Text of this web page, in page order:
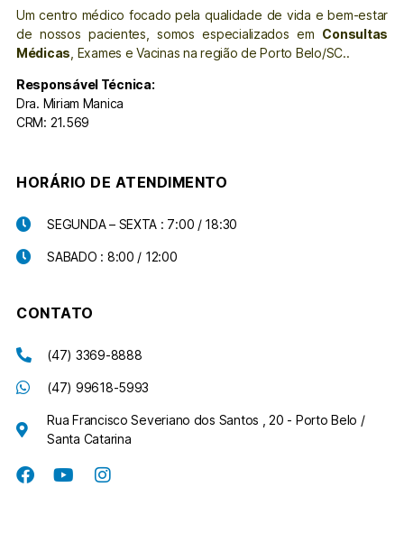
Um centro médico focado pela qualidade de vida e bem-estar
de nossos pacientes, somos especializados em Consultas
Médicas , Exames e Vacinas na região de Porto Belo/SC..
Responsável Técnica:
Dra. Miriam Manica
CRM: 21.569
HORÁRIO DE ATENDIMENTO
SEGUNDA – SEXTA : 7:00 / 18:30
SABADO : 8:00 / 12:00
CONTATO
(47) 3369-8888
(47) 99618-5993
Rua Francisco Severiano dos Santos , 20 - Porto Belo /
Santa Catarina